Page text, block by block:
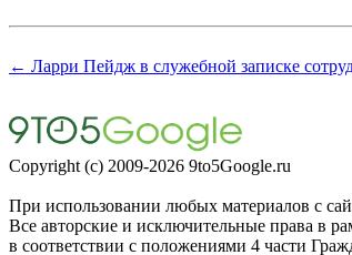
← Ларри Пейдж в служебной записке
Copyright (c) 2009-2026 9to5Google.ru
При использовании любых материалов с
Все авторские и исключительные права в
в соответствии с положениями 4 части